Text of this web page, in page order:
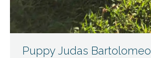
Puppy Judas Bartolomeo